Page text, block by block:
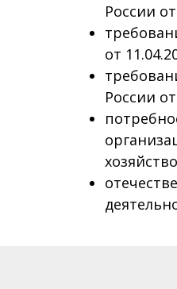
России
от
России